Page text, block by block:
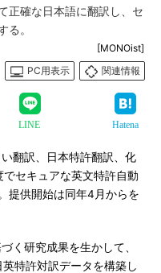
正確な日本語に翻訳し、セ
る。
[MONOist]
PC用表示
関連情報
LINE Hatena
翻訳、日本特許翻訳、化
セキュアな英文特許自動
提供開始は同年4月からを
く研究成果を生かして、
特許対訳データを構築し